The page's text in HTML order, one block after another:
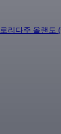
리다주 올랜도